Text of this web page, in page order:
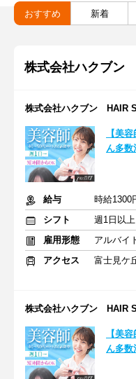
おすすめ 新着
株式会社ハクブン
株式会社ハクブン HAIR
【美
ん多数
給与
時給1300
シフト
雇用形態
アルバイ
アクセス
富士見ケ
株式会社ハクブン HAIR
【美
ん多数